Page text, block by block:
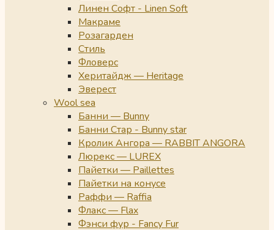
Линен Софт - Linen Soft
Макраме
Розагарден
Стиль
Фловерс
Херитайдж — Heritage
Эверест
Wool sea
Банни — Bunny
Банни Стар - Bunny star
Кролик Ангора — RABBIT ANGORA
Люрекс — LUREX
Пайетки — Paillettes
Пайетки на конусе
Раффи — Raffia
Флакс — Flax
Фэнси фур - Fancy Fur